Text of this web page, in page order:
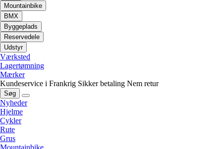
Mountainbike
BMX
Byggeplads
Reservedele
Udstyr
Værksted
Lagertømning
Mærker
Kundeservice i Frankrig Sikker betaling Nem retur
Søg
Nyheder
Hjelme
Cykler
Rute
Grus